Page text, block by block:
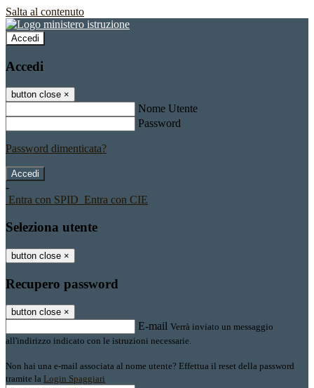
Salta al contenuto
Accedi
Accedi
button close ×
Nome Utente
Password
Password dimenticata?
-
Entra con SPID Entra con CIE
Seleziona utente
button close ×
Recupero password
button close ×
E-mail Verrà inviato un messaggio
all'indirizzo indicato con le istruzioni necessarie.
Non hai una e-mail associata al nome utente? Effettua il reset della password
tramite la Login Spaggiari